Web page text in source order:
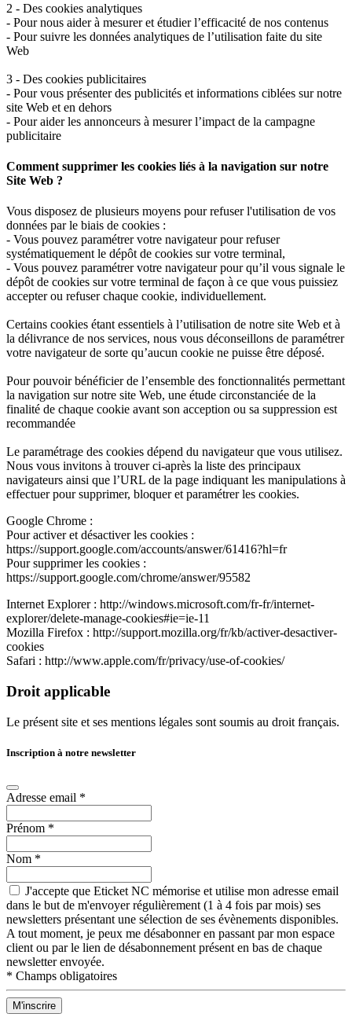
2 - Des cookies analytiques
- Pour nous aider à mesurer et étudier l’efficacité de nos contenus
- Pour suivre les données analytiques de l’utilisation faite du site
Web
3 - Des cookies publicitaires
- Pour vous présenter des publicités et informations ciblées sur notre
site Web et en dehors
- Pour aider les annonceurs à mesurer l’impact de la campagne
publicitaire
Comment supprimer les cookies liés à la navigation sur notre
Site Web ?
Vous disposez de plusieurs moyens pour refuser l'utilisation de vos
données par le biais de cookies :
- Vous pouvez paramétrer votre navigateur pour refuser
systématiquement le dépôt de cookies sur votre terminal,
- Vous pouvez paramétrer votre navigateur pour qu’il vous signale le
dépôt de cookies sur votre terminal de façon à ce que vous puissiez
accepter ou refuser chaque cookie, individuellement.
Certains cookies étant essentiels à l’utilisation de notre site Web et à
la délivrance de nos services, nous vous déconseillons de paramétrer
votre navigateur de sorte qu’aucun cookie ne puisse être déposé.
Pour pouvoir bénéficier de l’ensemble des fonctionnalités permettant
la navigation sur notre site Web, une étude circonstanciée de la
finalité de chaque cookie avant son acception ou sa suppression est
recommandée
Le paramétrage des cookies dépend du navigateur que vous utilisez.
Nous vous invitons à trouver ci-après la liste des principaux
navigateurs ainsi que l’URL de la page indiquant les manipulations à
effectuer pour supprimer, bloquer et paramétrer les cookies.
Google Chrome :
Pour activer et désactiver les cookies :
https://support.google.com/accounts/answer/61416?hl=fr
Pour supprimer les cookies :
https://support.google.com/chrome/answer/95582
Internet Explorer : http://windows.microsoft.com/fr-fr/internet-
explorer/delete-manage-cookies#ie=ie-11
Mozilla Firefox : http://support.mozilla.org/fr/kb/activer-desactiver-
cookies
Safari : http://www.apple.com/fr/privacy/use-of-cookies/
Droit applicable
Le présent site et ses mentions légales sont soumis au droit français.
Inscription à notre newsletter
Adresse email *
Prénom *
Nom *
J'accepte que Eticket NC mémorise et utilise mon adresse email
dans le but de m'envoyer régulièrement (1 à 4 fois par mois) ses
newsletters présentant une sélection de ses évènements disponibles.
A tout moment, je peux me désabonner en passant par mon espace
client ou par le lien de désabonnement présent en bas de chaque
newsletter envoyée.
* Champs obligatoires